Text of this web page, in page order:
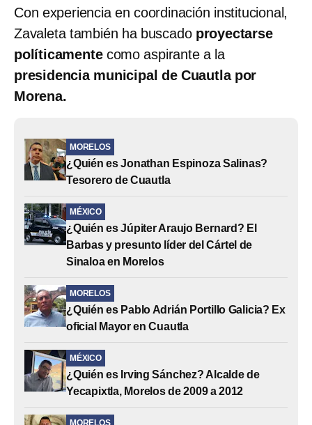
Con experiencia en coordinación institucional,
Zavaleta también ha buscado proyectarse
políticamentecomo aspirante a la
presidencia municipal de Cuautla por
Morena.
MORELOS
¿Quién es Jonathan Espinoza Salinas?
Tesorero de Cuautla
MÉXICO
¿Quién es Júpiter Araujo Bernard? El
Barbas y presunto líder del Cártel de
Sinaloa en Morelos
MORELOS
¿Quién es Pablo Adrián Portillo Galicia? Ex
oficial Mayor en Cuautla
MÉXICO
¿Quién es Irving Sánchez? Alcalde de
Yecapixtla, Morelos de 2009 a 2012
MORELOS